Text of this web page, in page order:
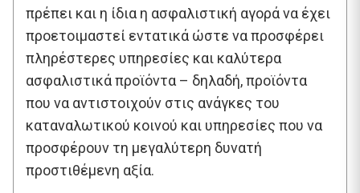
πρέπει και η ίδια η ασφαλιστική αγορά να έχει
προετοιμαστεί εντατικά ώστε να προσφέρει
πληρέστερες υπηρεσίες και καλύτερα
ασφαλιστικά προϊόντα – δηλαδή, προϊόντα
που να αντιστοιχούν στις ανάγκες του
καταναλωτικού κοινού και υπηρεσίες που να
προσφέρουν τη μεγαλύτερη δυνατή
προστιθέμενη αξία.